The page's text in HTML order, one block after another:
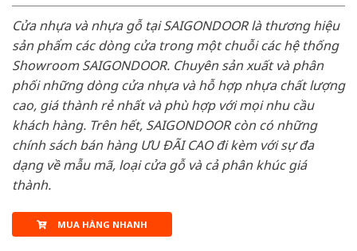
Cửa nhựa và nhựa gỗ tại SAIGONDOOR là thương hiệu
sản phẩm các dòng cửa trong một chuỗi các hệ thống
Showroom SAIGONDOOR. Chuyên sản xuất và phân
phối những dòng cửa nhựa và hỗ hợp nhựa chất lượng
cao, giá thành rẻ nhất và phù hợp với mọi nhu cầu
khách hàng. Trên hết, SAIGONDOOR còn có những
chính sách bán hàng ƯU ĐÃI CAO đi kèm với sự đa
dạng về mẫu mã, loại cửa gỗ và cả phân khúc giá
thành.
MUA HÀNG NHANH